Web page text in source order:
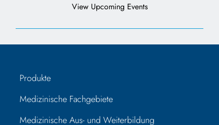
View Upcoming Events
Produkte
Medizinische Fachgebiete
Medizinische Aus- und Weiterbildung